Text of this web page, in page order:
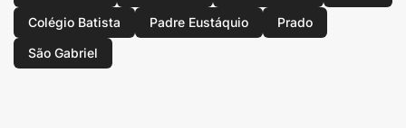
Colégio Batista
Padre Eustáquio
Prado
São Gabriel